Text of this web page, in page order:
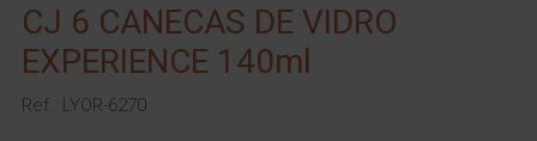
CJ 6 CANECAS DE VIDRO
EXPERIENCE 140ml
Ref.: LYOR-6270